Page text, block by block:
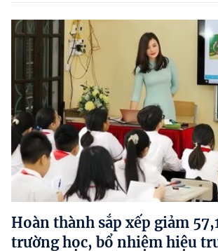
Hoàn thành sắp xếp giảm
trường học, bổ nhiệm hiệu